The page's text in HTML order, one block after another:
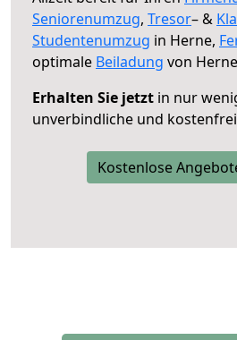
Seniorenumzug, Tresor– &
Studentenumzug in Herne,
optimale Beiladung von
Erhalten Sie jetzt in nur
unverbindliche und
Kostenlose